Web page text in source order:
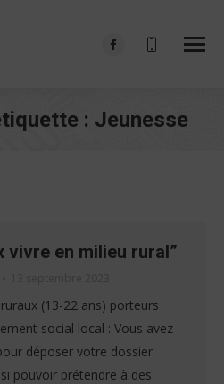
Facebook
in
: Jeunesse
vivre en milieu rural”
(13-22 ans) porteurs
social local : Vous avez
déposer votre dossier
pouvoir prétendre à des